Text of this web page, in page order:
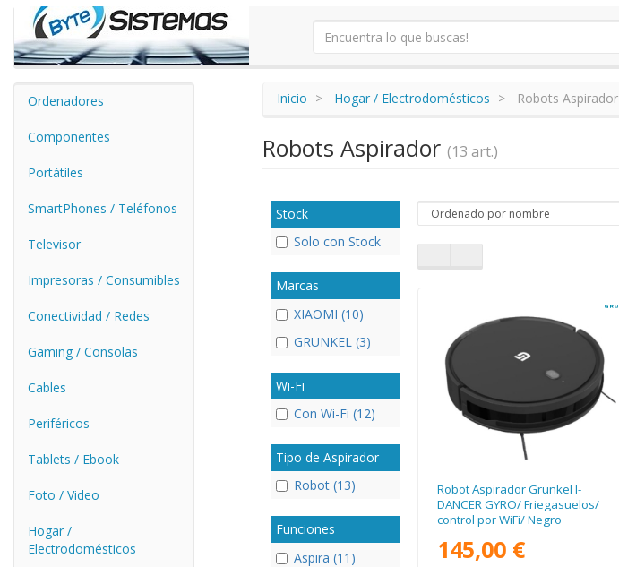
Ordenadores
Componentes
Portátiles
SmartPhones / Teléfonos
Televisor
Impresoras / Consumibles
Conectividad / Redes
Gaming / Consolas
Cables
Periféricos
Tablets / Ebook
Foto / Video
Hogar /
Electrodomésticos
Inicio Hogar / Electrodomésticos Robots Aspirador
Robots Aspirador (13 art.)
Stock
Solo con Stock
Marcas
XIAOMI (10)
GRUNKEL (3)
Wi-Fi
Con Wi-Fi (12)
Tipo de Aspirador
Robot (13)
Funciones
Aspira (11)
Robot Aspirador Grunkel I-
DANCER GYRO/ Friegasuelos/
control por WiFi/ Negro
145,00 €